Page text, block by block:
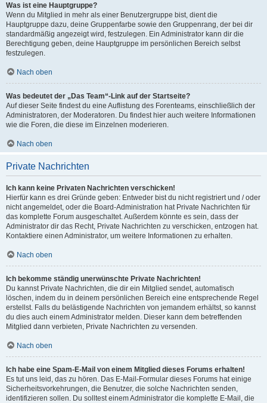
Was ist eine Hauptgruppe?
Wenn du Mitglied in mehr als einer Benutzergruppe bist, dient die
Hauptgruppe dazu, deine Gruppenfarbe sowie den Gruppenrang, der bei dir
standardmäßig angezeigt wird, festzulegen. Ein Administrator kann dir die
Berechtigung geben, deine Hauptgruppe im persönlichen Bereich selbst
festzulegen.
Nach oben
Was bedeutet der „Das Team“-Link auf der Startseite?
Auf dieser Seite findest du eine Auflistung des Forenteams, einschließlich der
Administratoren, der Moderatoren. Du findest hier auch weitere Informationen
wie die Foren, die diese im Einzelnen moderieren.
Nach oben
Private Nachrichten
Ich kann keine Privaten Nachrichten verschicken!
Hierfür kann es drei Gründe geben: Entweder bist du nicht registriert und / oder
nicht angemeldet, oder die Board-Administration hat Private Nachrichten für
das komplette Forum ausgeschaltet. Außerdem könnte es sein, dass der
Administrator dir das Recht, Private Nachrichten zu verschicken, entzogen hat.
Kontaktiere einen Administrator, um weitere Informationen zu erhalten.
Nach oben
Ich bekomme ständig unerwünschte Private Nachrichten!
Du kannst Private Nachrichten, die dir ein Mitglied sendet, automatisch
löschen, indem du in deinem persönlichen Bereich eine entsprechende Regel
erstellst. Falls du belästigende Nachrichten von jemandem erhältst, so kannst
du dies auch einem Administrator melden. Dieser kann dem betreffenden
Mitglied dann verbieten, Private Nachrichten zu versenden.
Nach oben
Ich habe eine Spam-E-Mail von einem Mitglied dieses Forums erhalten!
Es tut uns leid, das zu hören. Das E-Mail-Formular dieses Forums hat einige
Sicherheitsvorkehrungen, die Benutzer, die solche Nachrichten senden,
identifizieren sollen. Du solltest einem Administrator die komplette E-Mail, die